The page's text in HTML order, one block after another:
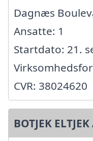
Dagnæs
Ansatte: 1
Startdato: 21.
CVR: 38024620
BOTJEK